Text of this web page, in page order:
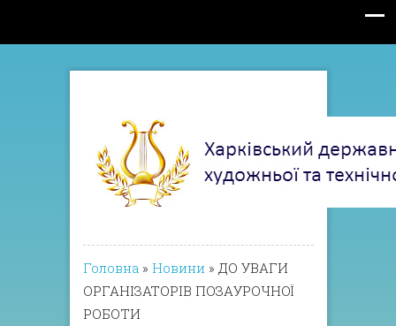
Головна » Новини » ДО УВАГИ
ОРГАНІЗАТОРІВ ПОЗАУРОЧНОЇ
РОБОТИ